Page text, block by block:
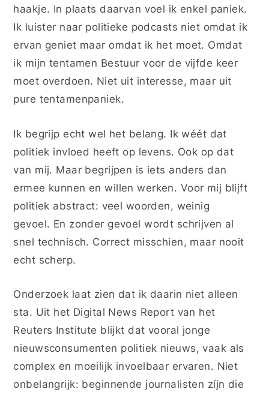
haakje. In plaats daarvan voel ik enkel paniek.
Ik luister naar politieke podcasts niet omdat ik
ervan geniet maar omdat ik het moet. Omdat
ik mijn tentamen Bestuur voor de vijfde keer
moet overdoen. Niet uit interesse, maar uit
pure tentamenpaniek.
Ik begrijp echt wel het belang. Ik wéét dat
politiek invloed heeft op levens. Ook op dat
van mij. Maar begrijpen is iets anders dan
ermee kunnen en willen werken. Voor mij blijft
politiek abstract: veel woorden, weinig
gevoel. En zonder gevoel wordt schrijven al
snel technisch. Correct misschien, maar nooit
echt scherp.
Onderzoek laat zien dat ik daarin niet alleen
sta. Uit het Digital News Report van het
Reuters Institute blijkt dat vooral jonge
nieuwsconsumenten politiek nieuws, vaak als
complex en moeilijk invoelbaar ervaren. Niet
onbelangrijk: beginnende journalisten zíjn die